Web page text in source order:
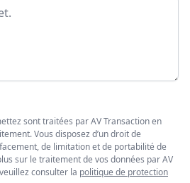
sont traitées par AV Transaction en
Vous disposez d’un droit de
de limitation et de portabilité de
sur le traitement de vos données par AV
consulter la politique de protection